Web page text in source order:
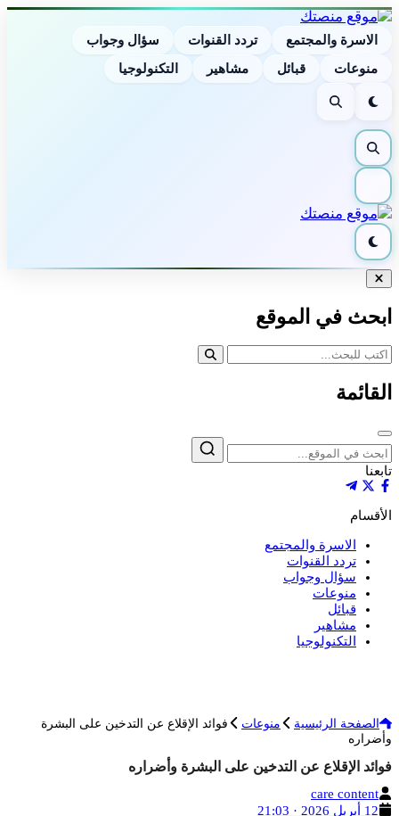
الاسرة والمجتمع تردد القنوات
سؤال وجواب
منوعات
قبائل مشاهير التكنولوجيا
الوضع
بحث
بحث
القائمة
الوضع
الليلي
إغلاق
ابحث في الموقع
القائمة
إغلاق
بحث
تابعنا
الأقسام
الاسرة والمجتمع
تردد القنوات
سؤال وجواب
منوعات
قبائل
مشاهير
التكنولوجيا
الصفحة الرئيسية منوعات
فوائد الإقلاع عن التدخين على البشرة
وأضراره
فوائد الإقلاع عن التدخين على البشرة وأضراره
الكاتب
care content
تاريخ
12 أبريل 2026 · 21:03